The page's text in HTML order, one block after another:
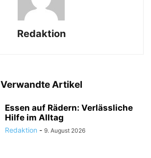
Redaktion
Verwandte Artikel
Essen auf Rädern: Verlässliche
Hilfe im Alltag
Redaktion - 9. August 2026